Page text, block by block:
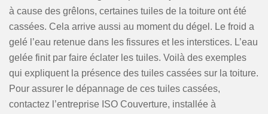
à cause des grêlons, certaines tuiles de la toiture ont été
cassées. Cela arrive aussi au moment du dégel. Le froid a
gelé l’eau retenue dans les fissures et les interstices. L’eau
gelée finit par faire éclater les tuiles. Voilà des exemples
qui expliquent la présence des tuiles cassées sur la toiture.
Pour assurer le dépannage de ces tuiles cassées,
contactez l’entreprise ISO Couverture, installée à